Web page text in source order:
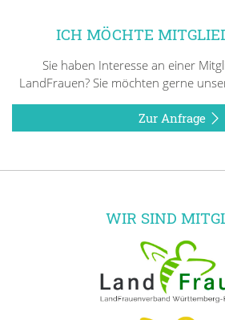
ICH MÖCHTE
Sie haben Interesse an einer
LandFrauen? Sie möchten gerne
Zur Anfrage
WIR SIND